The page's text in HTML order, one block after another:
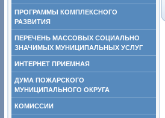
ПРОГРАММЫ КОМПЛЕКСНОГО
РАЗВИТИЯ
ПЕРЕЧЕНЬ МАССОВЫХ СОЦИАЛЬНО
ЗНАЧИМЫХ МУНИЦИПАЛЬНЫХ УСЛУГ
ИНТЕРНЕТ ПРИЕМНАЯ
ДУМА ПОЖАРСКОГО
МУНИЦИПАЛЬНОГО ОКРУГА
КОМИССИИ